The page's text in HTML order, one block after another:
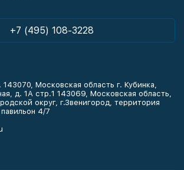
+7 (495) 108-3228
Московская область г. Кубинка,
д. 1А стр.1 143069, Московская область,
округ, г.Звенигород, территория
4/7